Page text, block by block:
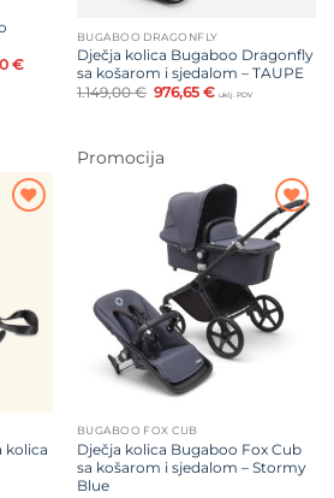
€Raspon
Trenutna
669,25 €
do
769,00 €.
BUGABOO DRAGONFLY
Dječja kolica Bugaboo Dragonfly
sa košarom i sjedalom – TAUPE
1.149,00€ Izvorna
cijena
1.149,00 €.
976,65€Trenutna
uklj. PDV
kolica
Promocija
Dodajte
na listu
želja
BUGABOO FOX CUB
Dječja kolica Bugaboo Fox Cub
sa košarom i sjedalom – Stormy
Blue